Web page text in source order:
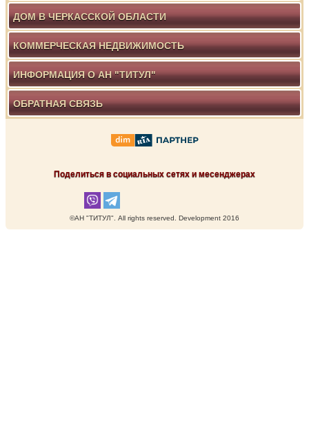
ДОМ В ЧЕРКАССКОЙ ОБЛАСТИ
КОММЕРЧЕСКАЯ НЕДВИЖИМОСТЬ
ИНФОРМАЦИЯ О АН "ТИТУЛ"
ОБРАТНАЯ СВЯЗЬ
Поделиться в социальных сетях и месенджерах
©АН "ТИТУЛ". Аll rights reserved. Development 2016